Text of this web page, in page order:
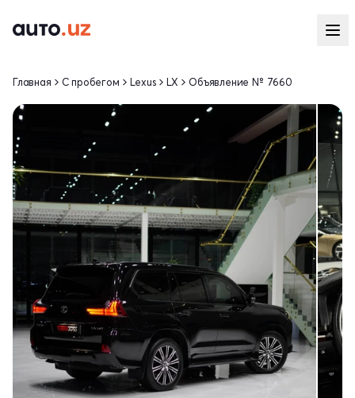
Главная С пробегом Lexus LX Объявление № 7660